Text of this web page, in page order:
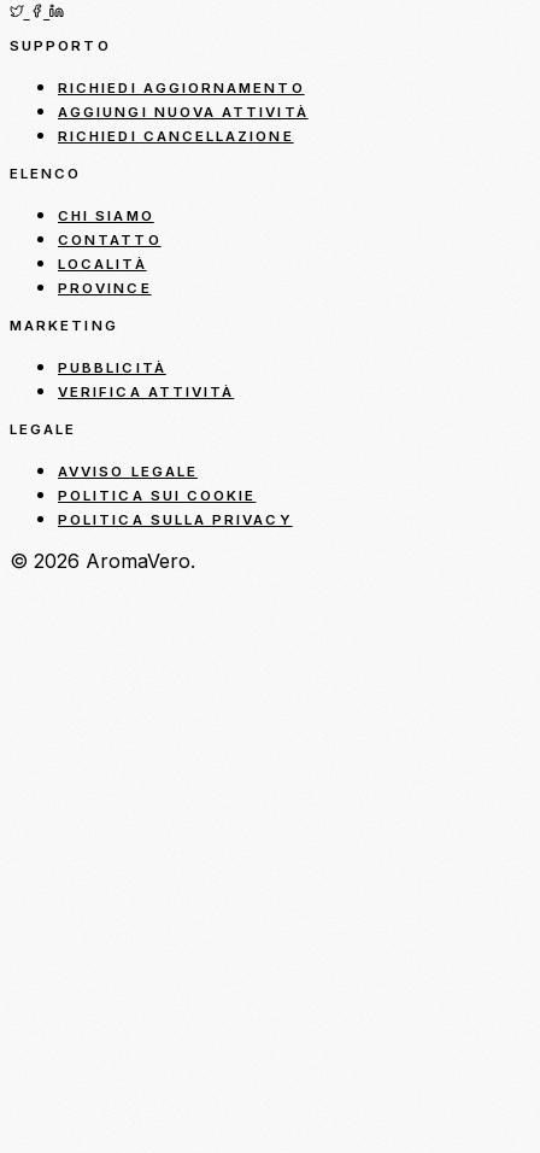
SUPPORTO
RICHIEDI AGGIORNAMENTO
AGGIUNGI NUOVA ATTIVITÀ
RICHIEDI CANCELLAZIONE
ELENCO
CHI SIAMO
CONTATTO
LOCALITÀ
PROVINCE
MARKETING
PUBBLICITÀ
VERIFICA ATTIVITÀ
LEGALE
AVVISO LEGALE
POLITICA SUI COOKIE
POLITICA SULLA PRIVACY
© 2026 AromaVero.